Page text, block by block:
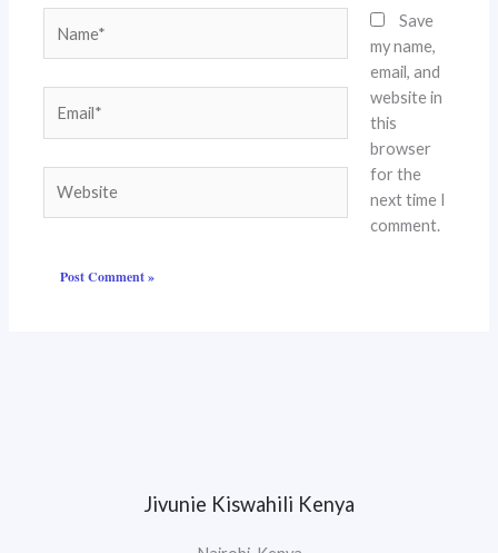
Save
my name,
email, and
website in
this
browser
for the
next time I
comment.
Jivunie Kiswahili Kenya